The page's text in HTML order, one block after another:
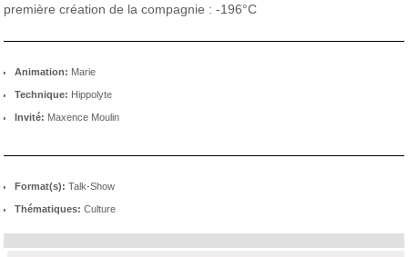
première création de la compagnie : -196°C
Animation: Marie
Technique: Hippolyte
Invité: Maxence Moulin
Format(s): Talk-Show
Thématiques: Culture